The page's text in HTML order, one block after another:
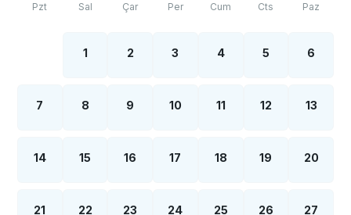
olsa internet, elektrik ve su kesintileri yaşanabilmektedir.
Pzt Sal Çar Per Cum Cts Paz
1 2 3 4 5 6
7 8 9 10 11 12 13
14 15 16 17 18 19 20
21 22 23 24 25 26 27